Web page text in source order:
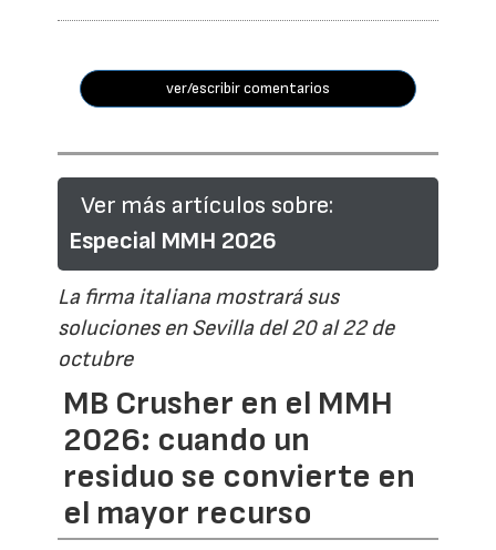
ver/escribir comentarios
Ver más artículos sobre:
Especial MMH 2026
La firma italiana mostrará sus
soluciones en Sevilla del 20 al 22 de
octubre
MB Crusher en el MMH
2026: cuando un
residuo se convierte en
el mayor recurso